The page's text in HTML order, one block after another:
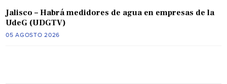
Jalisco – Habrá medidores de agua en empresas de la
UdeG (UDGTV)
05 AGOSTO 2026